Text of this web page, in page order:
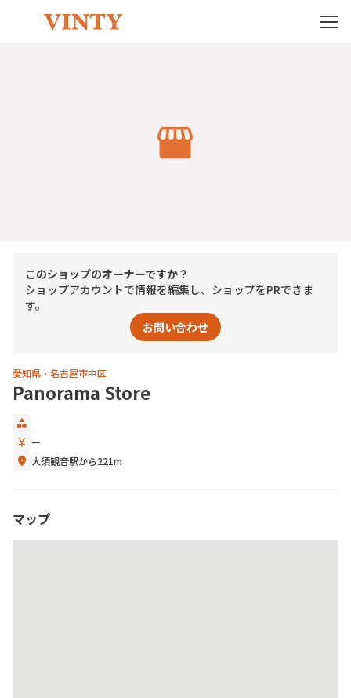
このショップのオーナーですか？
ショップアカウントで情報を編集し、ショップをPRできま
す。
お問い合わせ
愛知県・名古屋市中区
Panorama Store
category
currency_yen ー
location_on 大須観音駅から221m
マップ